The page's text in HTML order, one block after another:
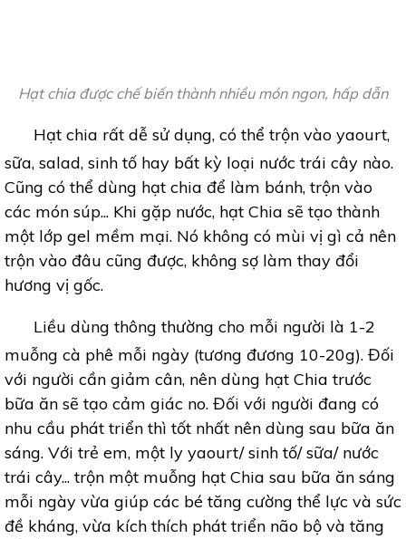
Hạt chia được chế biến thành nhiều món ngon, hấp dẫn
Hạt chia rất dễ sử dụng, có thể trộn vào yaourt,
sữa, salad, sinh tố hay bất kỳ loại nước trái cây nào.
Cũng có thể dùng hạt chia để làm bánh, trộn vào
các món súp... Khi gặp nước, hạt Chia sẽ tạo thành
một lớp gel mềm mại. Nó không có mùi vị gì cả nên
trộn vào đâu cũng được, không sợ làm thay đổi
hương vị gốc.
Liều dùng thông thường cho mỗi người là 1-2
muỗng cà phê mỗi ngày (tương đương 10-20g). Đối
với người cần giảm cân, nên dùng hạt Chia trước
bữa ăn sẽ tạo cảm giác no. Đối với người đang có
nhu cầu phát triển thì tốt nhất nên dùng sau bữa ăn
sáng. Với trẻ em, một ly yaourt/ sinh tố/ sữa/ nước
trái cây... trộn một muỗng hạt Chia sau bữa ăn sáng
mỗi ngày vừa giúp các bé tăng cường thể lực và sức
đề kháng, vừa kích thích phát triển não bộ và tăng